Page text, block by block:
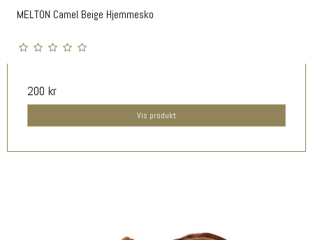
MELTON Camel Beige Hjemmesko
200 kr
Vis produkt